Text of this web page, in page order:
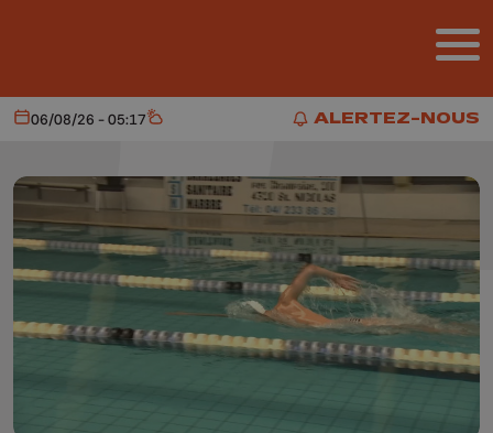
ALERTEZ-NOUS
ALERTEZ-NOUS
Aujourd'hui
06/08/26 - 05:17 Météo